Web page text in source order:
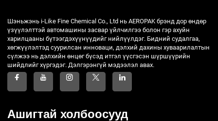
Шэньжэнь i-Like Fine Chemical Co., Ltd нь AEROPAK брэнд дор өндөр
үзүүлэлттэй автомашины засвар үйлчилгээ болон гэр ахуйн
харилцааны бүтээгдэхүүнүүдийг нийлүүлдэг. Бидний судалгаа,
хөгжүүлэлтэд суурилсан инноваци, дэлхий дахины хуваарилалтын
сүлжээ нь дэлхийн өнцөг бүсэд итгэл үүсгэсэн шүршүүрийн
шийдлийг хүргэдэг. Дэлгэрэнгүй мэдээлэл авах.
Ашигтай холбоосууд